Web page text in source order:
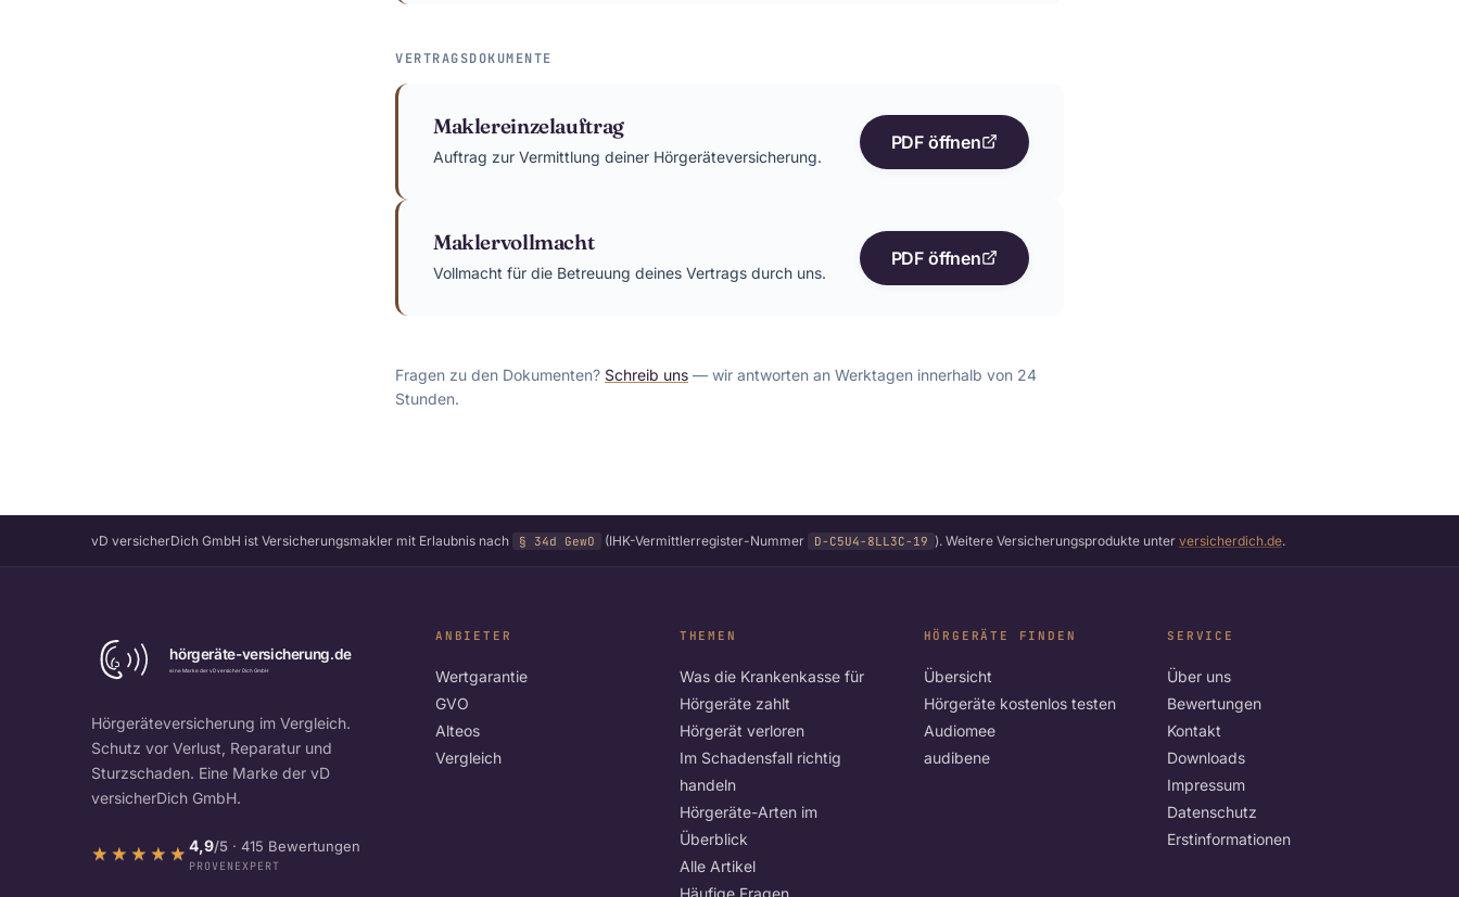
VERTRAGSDOKUMENTE
Maklereinzelauftrag
Auftrag zur Vermittlung deiner Hörgeräteversicherung.
PDF öffnen
Maklervollmacht
Vollmacht für die Betreuung deines Vertrags durch uns.
PDF öffnen
Fragen zu den Dokumenten? Schreib uns — wir antworten an Werktagen innerhalb von 24
Stunden.
vD versicherDich GmbH ist Versicherungsmakler mit Erlaubnis nach § 34d GewO (IHK-Vermittlerregister-Nummer D-C5U4-8LL3C-19 ). Weitere Versicherungsprodukte unter versicherdich.de.
Hörgeräteversicherung im Vergleich.
Schutz vor Verlust, Reparatur und
Sturzschaden. Eine Marke der vD
versicherDich GmbH.
★★★★★
★★★★★ 4,9/5 · 415 Bewertungen
PROVENEXPERT
ANBIETER
Wertgarantie
GVO
Alteos
Vergleich
THEMEN
Was die Krankenkasse für
Hörgeräte zahlt
Hörgerät verloren
Im Schadensfall richtig
handeln
Hörgeräte-Arten im
Überblick
Alle Artikel
Häufige Fragen
HÖRGERÄTE FINDEN
Übersicht
Hörgeräte kostenlos testen
Audiomee
audibene
SERVICE
Über uns
Bewertungen
Kontakt
Downloads
Impressum
Datenschutz
Erstinformationen